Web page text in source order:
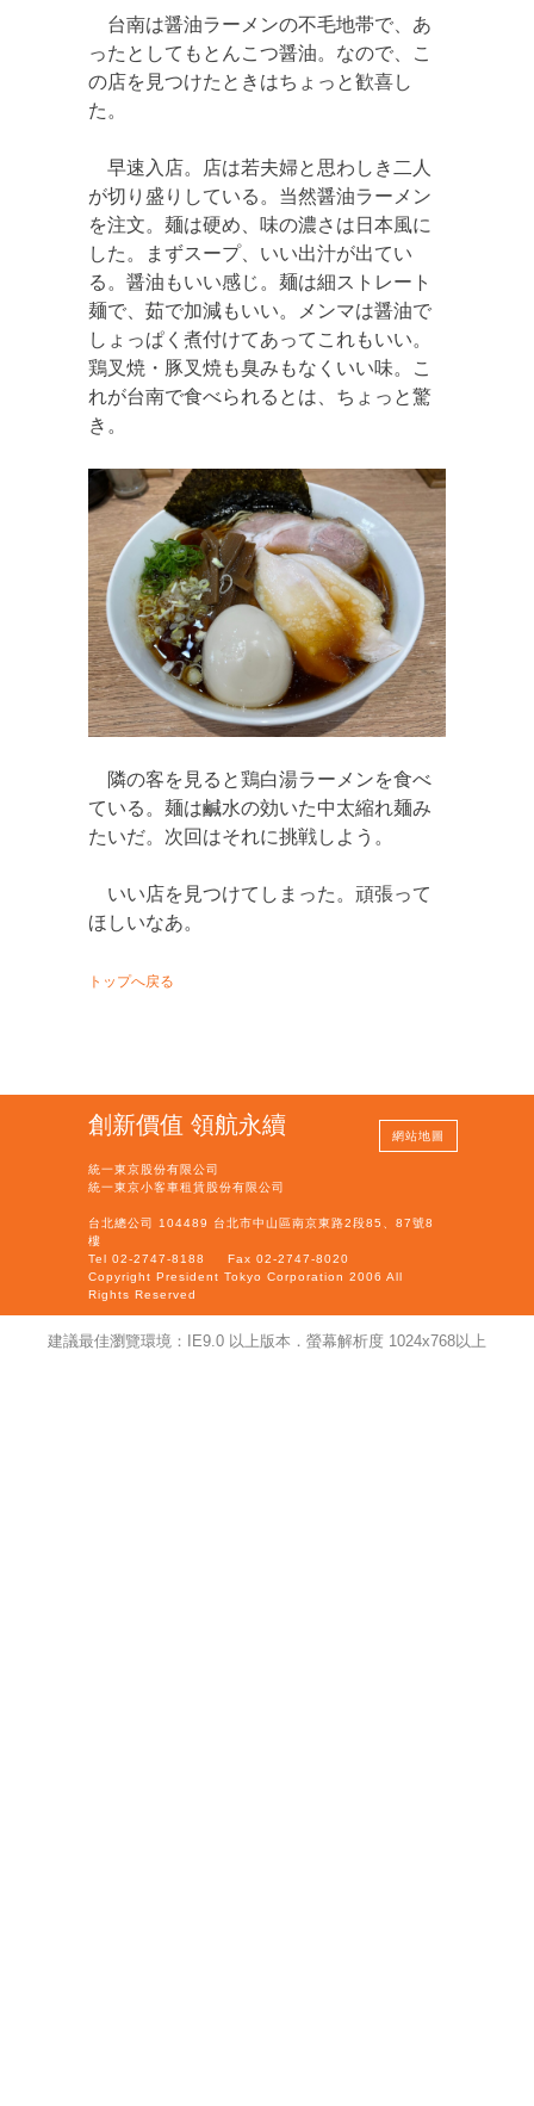
台南は醤油ラーメンの不毛地帯で、あ
ったとしてもとんこつ醤油。なので、こ
の店を見つけたときはちょっと歓喜し
た。
早速入店。店は若夫婦と思わしき二人
が切り盛りしている。当然醤油ラーメン
を注文。麺は硬め、味の濃さは日本風に
した。まずスープ、いい出汁が出てい
る。醤油もいい感じ。麺は細ストレート
麺で、茹で加減もいい。メンマは醤油で
しょっぱく煮付けてあってこれもいい。
鶏叉焼・豚叉焼も臭みもなくいい味。こ
れが台南で食べられるとは、ちょっと驚
き。
隣の客を見ると鶏白湯ラーメンを食べ
ている。麺は鹹水の効いた中太縮れ麺み
たいだ。次回はそれに挑戦しよう。
いい店を見つけてしまった。頑張って
ほしいなあ。
トップへ戻る
創新價值 領航永續
統一東京股份有限公司
統一東京小客車租賃股份有限公司
台北總公司 104489 台北市中山區南京東路2段85、87號8
樓
Tel 02-2747-8188
Fax 02-2747-8020
Copyright President Tokyo Corporation 2006 All
Rights Reserved
網站地圖
建議最佳瀏覽環境：IE9.0 以上版本．螢幕解析度 1024x768以上